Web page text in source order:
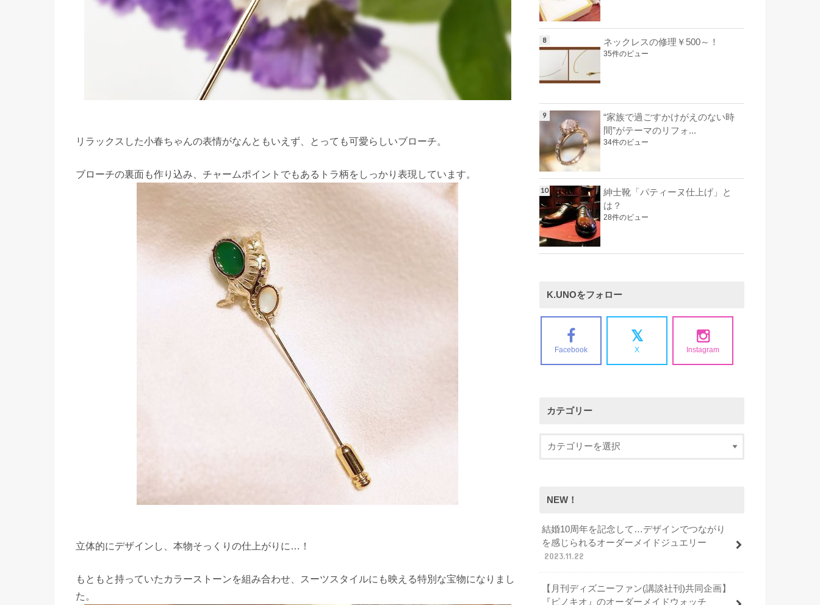
リラックスした小春ちゃんの表情がなんともいえず、とっても可愛らしいブローチ。
ブローチの裏面も作り込み、チャームポイントでもあるトラ柄をしっかり表現しています。
立体的にデザインし、本物そっくりの仕上がりに…！
もともと持っていたカラーストーンを組み合わせ、スーツスタイルにも映える特別な宝物になりまし
た。
ネックレスの修理￥500～！
35件のビュー
“家族で過ごすかけがえのない時
間”がテーマのリフォ...
34件のビュー
紳士靴「パティーヌ仕上げ」と
は？
28件のビュー
K.UNOをフォロー
Facebook X Instagram
カテゴリー
NEW！
結婚10周年を記念して…デザインでつながり
を感じられるオーダーメイドジュエリー
2023.11.22
【月刊ディズニーファン(講談社刊)共同企画】
『ピノキオ』のオーダーメイドウォッチ